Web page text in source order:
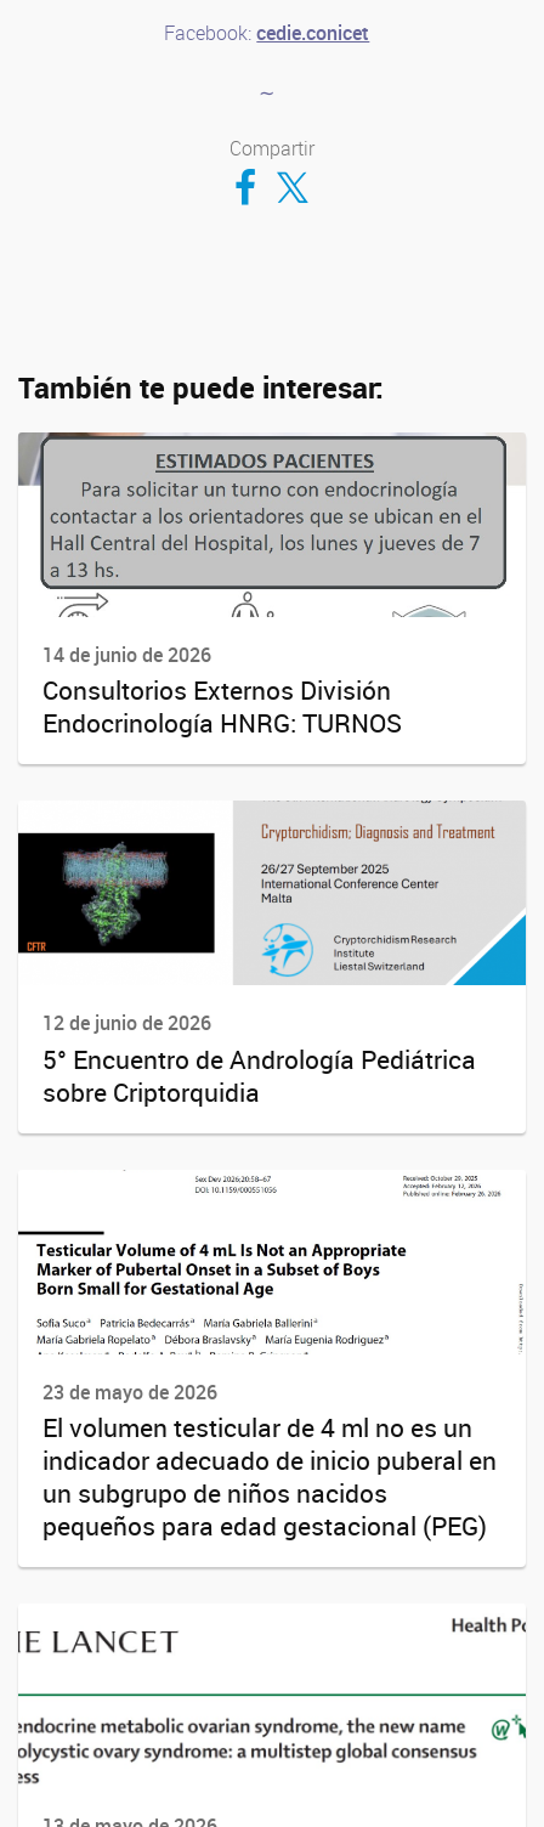
Facebook:cedie.conicet
∼
Compartir
Compartir en Facebook
Compartir en Twitter
También te puede interesar:
14 de junio de 2026
Consultorios Externos División
Endocrinología HNRG: TURNOS
12 de junio de 2026
5° Encuentro de Andrología Pediátrica
sobre Criptorquidia
23 de mayo de 2026
El volumen testicular de 4 ml no es un
indicador adecuado de inicio puberal en
un subgrupo de niños nacidos
pequeños para edad gestacional (PEG)